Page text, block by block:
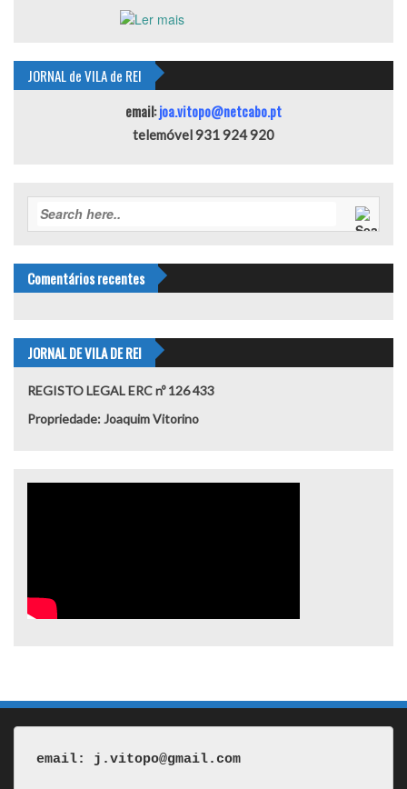
JORNAL de VILA de REI
email:joa.vitopo@netcabo.pt
telemóvel 931 924 920
Comentários recentes
JORNAL DE VILA DE REI
REGISTO LEGAL ERC nº 126 433
Propriedade: Joaquim Vitorino
email: j.vitopo@gmail.com